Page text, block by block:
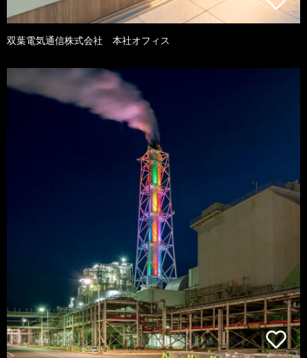
双葉電気通信株式会社 本社オフィス